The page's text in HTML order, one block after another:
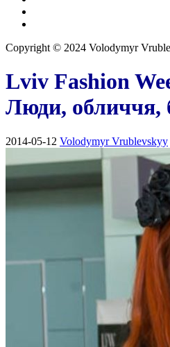
Copyright © 2024 Volodymyr
Lviv Fashion
Люди, обличчя,
2014-05-12 Volodymyr Vrublevskyy